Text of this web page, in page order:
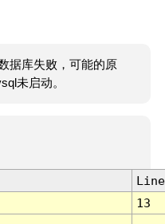
据库失败，可能的原
未启动。
Line
13